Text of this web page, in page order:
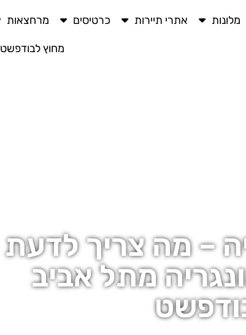
מלונות אתרי תיירות כרטיסים מרחצאות
מחוץ לבודפשט
– מה צריך לדעת
מתל אביב